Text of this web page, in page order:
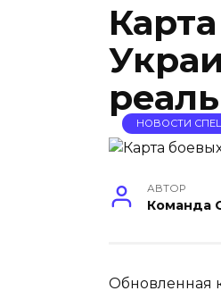
НОВОСТИ
АВТОР
Команда
Обновленная